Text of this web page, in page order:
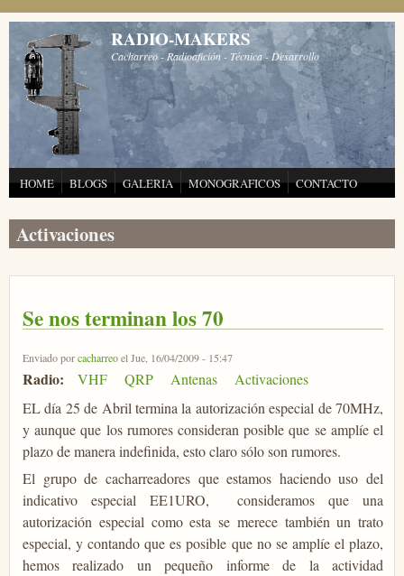
Pasar al contenido principal
RADIO-MAKERS
Cacharreo - Radioafición - Técnica - Desarrollo
HOME BLOGS GALERIA MONOGRAFICOS CONTACTO
Activaciones
Se nos terminan los 70
Enviado porcacharreoel Jue, 16/04/2009 - 15:47
Radio: VHF QRP Antenas
Activaciones
EL día 25 de Abril termina la autorización especial de 70MHz,
y aunque que los rumores consideran posible que se amplíe el
plazo de manera indefinida, esto claro sólo son rumores.
El grupo de cacharreadores que estamos haciendo uso del
indicativo especial EE1URO, consideramos que una
autorización especial como esta se merece también un trato
especial, y contando que es posible que no se amplíe el plazo,
hemos realizado un pequeño informe de la actividad